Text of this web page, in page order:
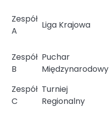
Zespół
A
Liga Krajowa
Zespół
B
Puchar
Międzynarodowy
Zespół
C
Turniej
Regionalny